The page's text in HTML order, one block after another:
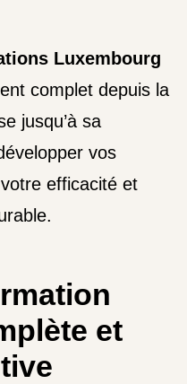
Luxembourg
complet depuis la
jusqu’à sa
vos
efficacité et
et